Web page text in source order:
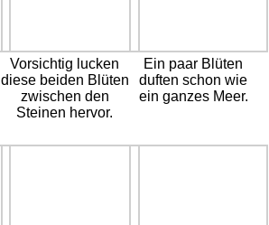
Vorsichtig lucken
diese beiden Blüten
zwischen den
Steinen hervor.
Ein paar Blüten
duften schon wie
ein ganzes Meer.